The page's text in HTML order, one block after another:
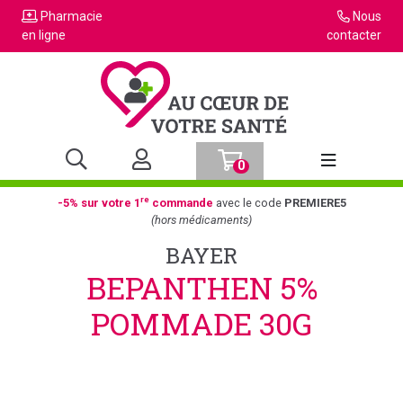
Pharmacie
en ligne
Nous
contacter
0
Afficher la
-5% sur votre 1recommande avec le code PREMIERE5
(hors médicaments)
BAYER
BEPANTHEN 5%
POMMADE 30G